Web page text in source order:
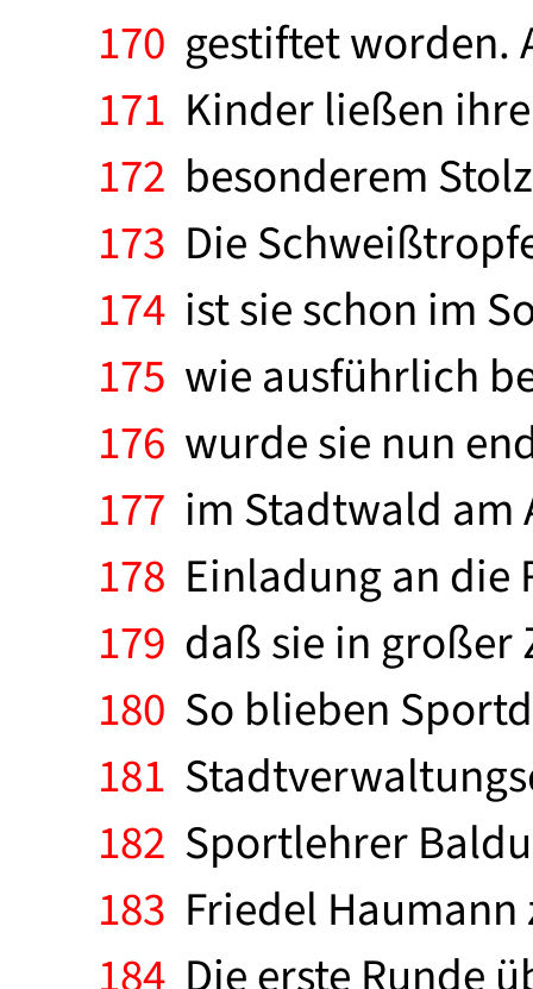
170 gestiftet worden.
171 Kinder ließen
172 besonderem
173 Die
174 ist sie schon im
175 wie ausführlich
176 wurde sie nun
177 im Stadtwald am
178 Einladung an die
179 daß sie in großer
180 So blieben
181
182 Sportlehrer
183 Friedel